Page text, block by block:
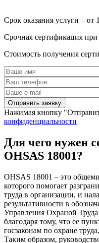
Срок оказания услуги – от
Срочная сертификация при
Стоимость получения
Нажимая кнопку
конфиденциальности
Для чего нужен
OHSAS 18001?
OHSAS 18001 – это
которого помогает
труда в организации, и
результативности в
Управления Охраной
благодаря тому, что ее
госзаконам по охране
Таким образом,